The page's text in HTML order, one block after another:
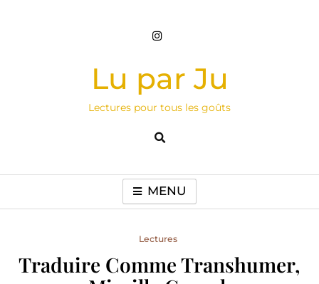
Lu par Ju
Lectures pour tous les goûts
MENU
Lectures
Traduire Comme Transhumer,